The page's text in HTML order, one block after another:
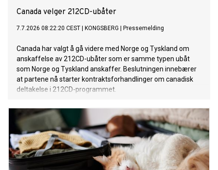
Canada velger 212CD-ubåter
7.7.2026 08:22:20 CEST KONGSBERG Pressemelding
Canada har valgt å gå videre med Norge og Tyskland om
anskaffelse av 212CD-ubåter som er samme typen ubåt
som Norge og Tyskland anskaffer. Beslutningen innebærer
at partene nå starter kontraktsforhandlinger om canadisk
deltakelse i 212CD-programmet.